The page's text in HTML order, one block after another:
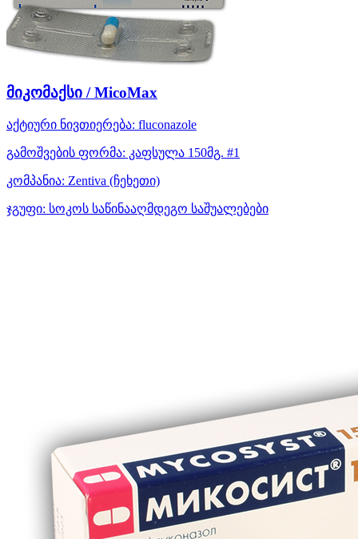
მიკომაქსი / MicoMax
აქტიური ნივთიერება: fluconazole
გამოშვების ფორმა: კაფსულა 150მგ. #1
კომპანია: Zentiva (ჩეხეთი)
ჯგუფი: სოკოს საწინააღმდეგო საშუალებები